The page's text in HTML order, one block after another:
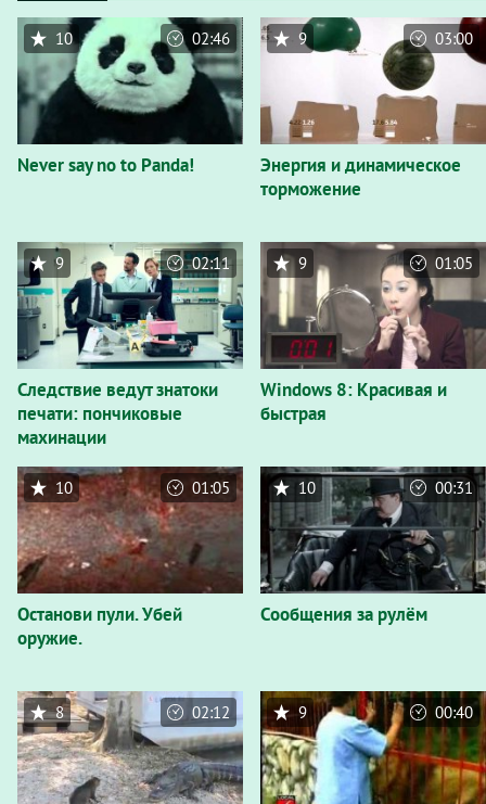
Never say no to Panda!
10 02:46
Энергия и динамическое
торможение
9 03:00
Следствие ведут знатоки
печати: пончиковые
махинации
9 02:11
Windows 8: Красивая и
быстрая
9 01:05
Останови пули. Убей
оружие.
10 01:05
Сообщения за рулём
10 00:31
8 02:12 9 00:40